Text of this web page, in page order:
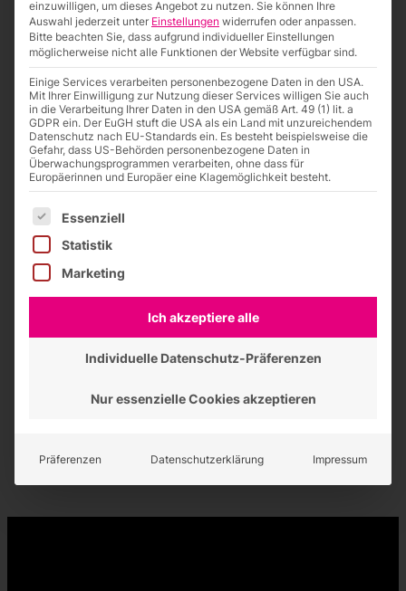
Ihr Projekt.
In guten Händen.
einzuwilligen, um dieses Angebot zu nutzen. Sie können Ihre
Auswahl jederzeit unter Einstellungen widerrufen oder anpassen.
Bitte beachten Sie, dass aufgrund individueller Einstellungen
möglicherweise nicht alle Funktionen der Website verfügbar sind.
Einige Services verarbeiten personenbezogene Daten in den USA.
Mit Ihrer Einwilligung zur Nutzung dieser Services willigen Sie auch
in die Verarbeitung Ihrer Daten in den USA gemäß Art. 49 (1) lit. a
GDPR ein. Der EuGH stuft die USA als ein Land mit unzureichendem
Datenschutz nach EU-Standards ein. Es besteht beispielsweise die
Gefahr, dass US-Behörden personenbezogene Daten in
Überwachungsprogrammen verarbeiten, ohne dass für
Europäerinnen und Europäer eine Klagemöglichkeit besteht.
Es folgt eine Liste der Service-Gruppen, für die eine
Essenziell
Statistik
Marketing
Ich akzeptiere alle
Individuelle Datenschutz-Präferenzen
Nur essenzielle Cookies akzeptieren
Präferenzen Datenschutzerklärung Impressum